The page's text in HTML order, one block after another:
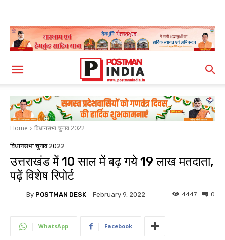
Home विधानसभा चुनाव 2022
विधानसभा चुनाव 2022
उत्तराखंड में 10 साल में बढ़ गये 19 लाख मतदाता,
पढ़ें विशेष रिपोर्ट
By POSTMAN DESK February 9, 2022 0
4447
WhatsApp Facebook